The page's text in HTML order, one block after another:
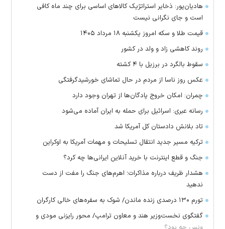
هادیان‌پور: ذخایر استراتژیک کالا‌های اساسی برای چند ماه کافی
است و جای نگرانی نیست
قیمت طلا و سکه امروز یکشنبه ۱۸ مرداد ۱۴۰۵
روند کاهشی زاد و ولد در کشور
سقوط بالگرد در برزیل با ۴ کشته
عکس روز ناسا از مردم در حال تماشای خورشیدگرفتگی
چمران: امکان خروج پادگان‌ها از تهران وجود دارد
رسانه عبری: اسرائیل برای حمله به ایران آماده می‌شود
تاد بلانش دادستان کل آمریکا شد
ترکیه مسیر جدید انتقال تسلیحات و مهمات آمریکا به اوکراین
جنگ و قطع اینترنت با خرید آنلاین ایرانی‌ها چه کرد؟
هشدار ظریف درباره مذاکرات؛ اهرم‌های جنگ را مفت از دست
ندهید
تورم ۱۳۰ درصدی زنده ماندن/ شوک به سفره‌های خالی کارگران
گفتگوی نخست‌وزیر هند و معاون ترامپ/ محور رایزنی مودی و